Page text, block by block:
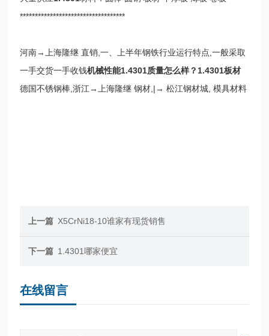
***********************************
河南→上海隆继 直销,一、上半年钢铁行业运行特点,一般采取
一手交货一手收钱机械性能1.4301质量怎么样？ 1.4301板材
德国不锈钢棒,浙江→上海隆继 钢材,|→ 松江钢材城, 模具材料
上一篇 X5CrNi18-10谁家有现货销售
下一篇 1.4301哪家便宜
在线留言